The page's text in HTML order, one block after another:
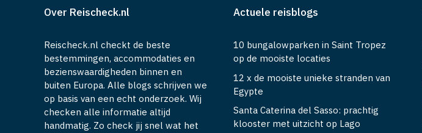
Over Reischeck.nl
Reischeck.nl checkt de beste
bestemmingen, accommodaties en
bezienswaardigheden binnen en
buiten Europa. Alle blogs schrijven we
op basis van een echt onderzoek. Wij
checken alle informatie altijd
handmatig. Zo check jij snel wat het
Actuele reisblogs
10 bungalowparken in Saint Tropez
op de mooiste locaties
12 x de mooiste unieke stranden van
Egypte
Santa Caterina del Sasso: prachtig
klooster met uitzicht op Lago